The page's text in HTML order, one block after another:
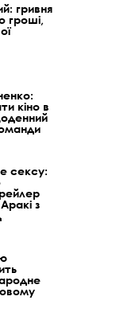
гривня
гроші,
кіно в
сексу:
з